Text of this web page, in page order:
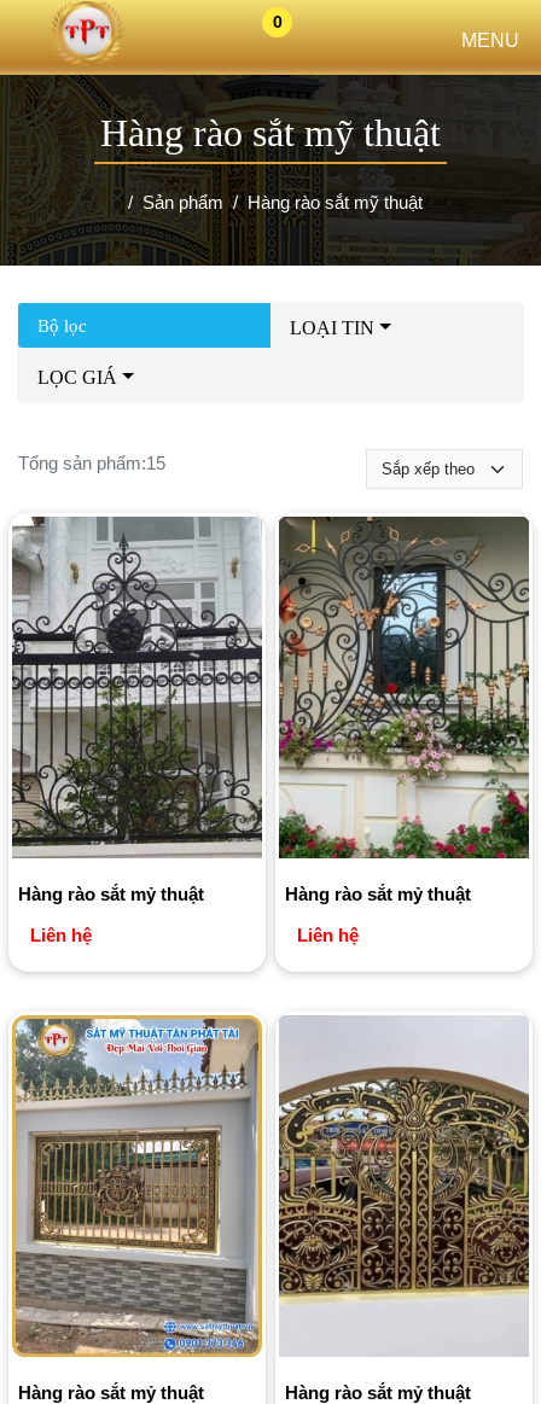
0
MENU
Hàng rào sắt mỹ thuật
Sản phẩm Hàng rào sắt mỹ thuật
Bộ lọc LOẠI TIN
LỌC GIÁ
Tổng sản phẩm:15
Hàng rào sắt mỷ thuật
Liên hệ
Hàng rào sắt mỷ thuật
Liên hệ
Hàng rào sắt mỷ thuật
Hàng rào sắt mỷ thuật